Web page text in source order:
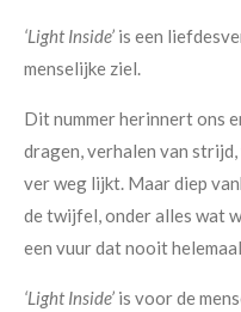
‘Light Inside’ is een
menselijke ziel.
Dit nummer herinnert ons
dragen, verhalen van
ver weg lijkt. Maar diep
de twijfel, onder alles wat
een vuur dat nooit
‘Light Inside’ is voor de